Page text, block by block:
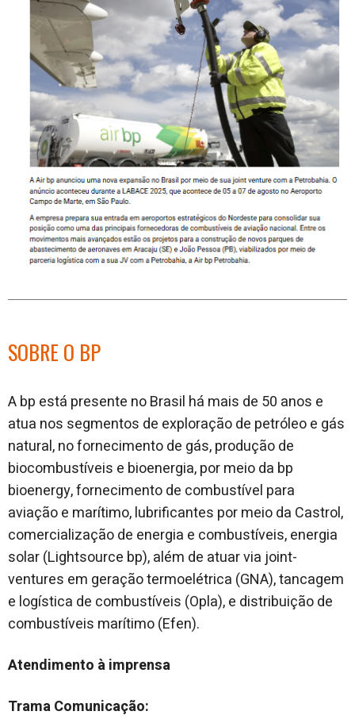
SOBRE O BP
A bp está presente no Brasil há mais de 50 anos e
atua nos segmentos de exploração de petróleo e gás
natural, no fornecimento de gás, produção de
biocombustíveis e bioenergia, por meio da bp
bioenergy, fornecimento de combustível para
aviação e marítimo, lubrificantes por meio da Castrol,
comercialização de energia e combustíveis, energia
solar (Lightsource bp), além de atuar via joint-
ventures em geração termoelétrica (GNA), tancagem
e logística de combustíveis (Opla), e distribuição de
combustíveis marítimo (Efen).
Atendimento à imprensa
Trama Comunicação: